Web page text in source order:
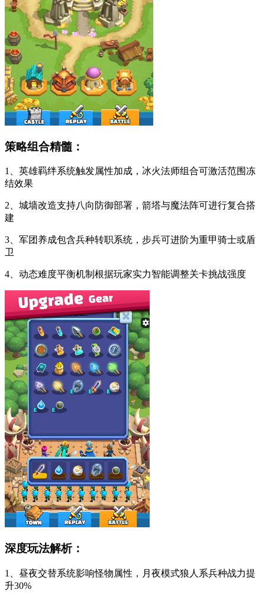
策略组合精髓：
1、英雄羁绊系统触发属性加成，冰火法师组合可激活范围冻
结效果
2、城墙改造支持八向防御部署，箭塔与魔法阵可进行复合搭
建
3、军团养成包含兵种转职系统，步兵可进阶为重甲骑士或盾
卫
4、动态难度平衡机制根据玩家实力智能调整关卡挑战强度
深度玩法解析：
1、昼夜交替系统影响怪物属性，月夜模式狼人系兵种战力提
升30%